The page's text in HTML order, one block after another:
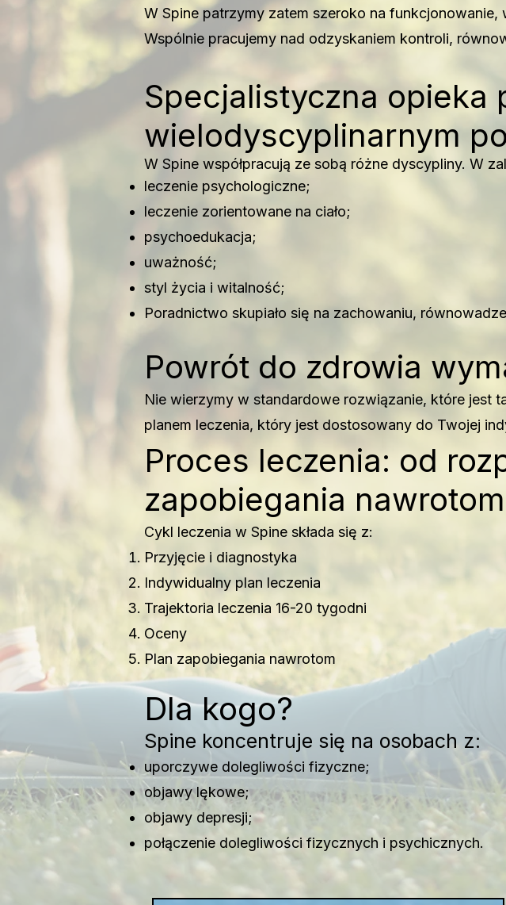
W Spine patrzymy zatem szeroko na
Wspólnie pracujemy nad odzyskaniem kontroli,
Specjalistyczna opieka
wielodyscyplinarnym
W Spine współpracują ze sobą różne dyscypliny. W
leczenie psychologiczne;
leczenie zorientowane na ciało;
psychoedukacja;
uważność;
styl życia i witalność;
Poradnictwo skupiało się na zachowaniu,
Powrót do zdrowia
Nie wierzymy w standardowe rozwiązanie, które jest
planem leczenia, który jest dostosowany do Twojej
Proces leczenia: od
zapobiegania
Cykl leczenia w Spine składa się z:
Przyjęcie i diagnostyka
Indywidualny plan leczenia
Trajektoria leczenia 16-20 tygodni
Oceny
Plan zapobiegania nawrotom
Dla kogo?
Spine koncentruje się na osobach z:
uporczywe dolegliwości fizyczne;
objawy lękowe;
objawy depresji;
połączenie dolegliwości fizycznych i psychicznych.